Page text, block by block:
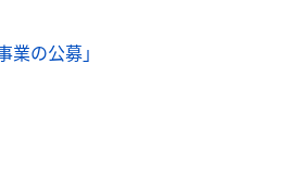
の公募」